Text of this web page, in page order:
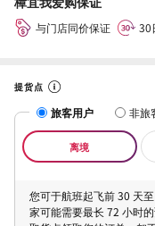
与门店同价保证 30
提货点
旅客用户 非旅
离境
您可于航班起飞前 30 天
家可能需要最长 72 小时